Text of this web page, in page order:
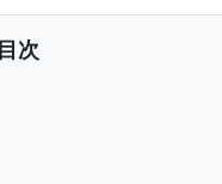
目次